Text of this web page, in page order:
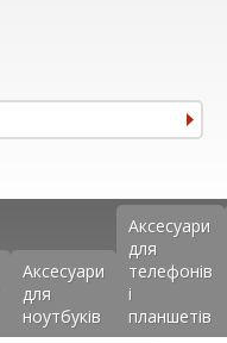
Аксесуари
для
ноутбуків
Аксеcуари
для
телефонів
і
планшетів